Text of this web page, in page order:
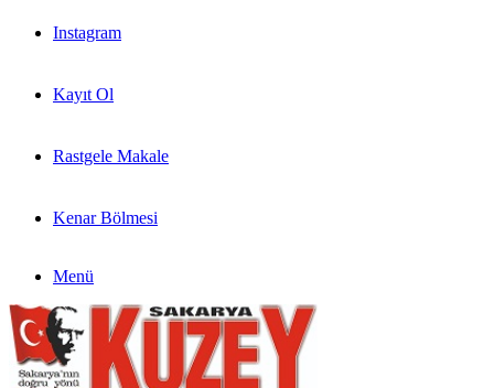
Instagram
Kayıt Ol
Rastgele Makale
Kenar Bölmesi
Menü